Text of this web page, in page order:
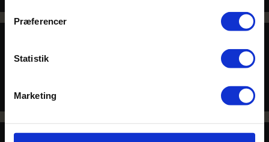
Præferencer
Statistik
Marketing